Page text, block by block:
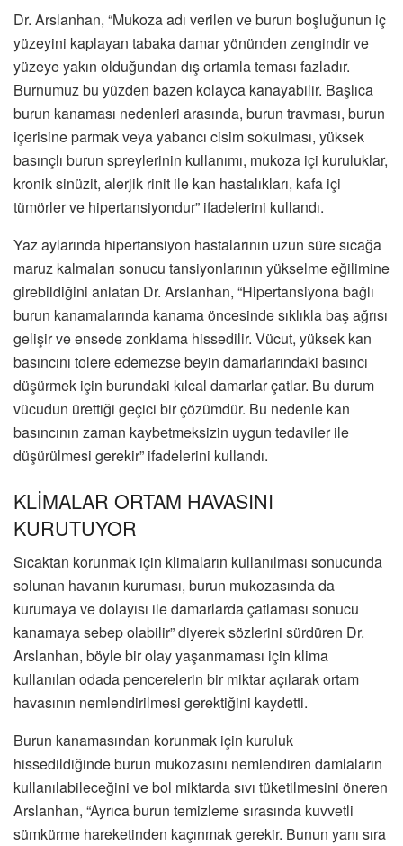
Dr. Arslanhan, “Mukoza adı verilen ve burun boşluğunun iç
yüzeyini kaplayan tabaka damar yönünden zengindir ve
yüzeye yakın olduğundan dış ortamla teması fazladır.
Burnumuz bu yüzden bazen kolayca kanayabilir. Başlıca
burun kanaması nedenleri arasında, burun travması, burun
içerisine parmak veya yabancı cisim sokulması, yüksek
basınçlı burun spreylerinin kullanımı, mukoza içi kuruluklar,
kronik sinüzit, alerjik rinit ile kan hastalıkları, kafa içi
tümörler ve hipertansiyondur” ifadelerini kullandı.
Yaz aylarında hipertansiyon hastalarının uzun süre sıcağa
maruz kalmaları sonucu tansiyonlarının yükselme eğilimine
girebildiğini anlatan Dr. Arslanhan, “Hipertansiyona bağlı
burun kanamalarında kanama öncesinde sıklıkla baş ağrısı
gelişir ve ensede zonklama hissedilir. Vücut, yüksek kan
basıncını tolere edemezse beyin damarlarındaki basıncı
düşürmek için burundaki kılcal damarlar çatlar. Bu durum
vücudun ürettiği geçici bir çözümdür. Bu nedenle kan
basıncının zaman kaybetmeksizin uygun tedaviler ile
düşürülmesi gerekir” ifadelerini kullandı.
KLİMALAR ORTAM HAVASINI
KURUTUYOR
Sıcaktan korunmak için klimaların kullanılması sonucunda
solunan havanın kuruması, burun mukozasında da
kurumaya ve dolayısı ile damarlarda çatlaması sonucu
kanamaya sebep olabilir” diyerek sözlerini sürdüren Dr.
Arslanhan, böyle bir olay yaşanmaması için klima
kullanılan odada pencerelerin bir miktar açılarak ortam
havasının nemlendirilmesi gerektiğini kaydetti.
Burun kanamasından korunmak için kuruluk
hissedildiğinde burun mukozasını nemlendiren damlaların
kullanılabileceğini ve bol miktarda sıvı tüketilmesini öneren
Arslanhan, “Ayrıca burun temizleme sırasında kuvvetli
sümkürme hareketinden kaçınmak gerekir. Bunun yanı sıra